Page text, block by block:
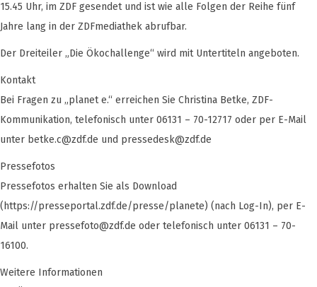
15.45 Uhr, im ZDF gesendet und ist wie alle Folgen der Reihe fünf
Jahre lang in der ZDFmediathek abrufbar.
Der Dreiteiler „Die Ökochallenge“ wird mit Untertiteln angeboten.
Kontakt
Bei Fragen zu „planet e.“ erreichen Sie Christina Betke, ZDF-
Kommunikation, telefonisch unter 06131 – 70-12717 oder per E-Mail
unter betke.c@zdf.de und pressedesk@zdf.de
Pressefotos
Pressefotos erhalten Sie als Download
(https://presseportal.zdf.de/presse/planete) (nach Log-In), per E-
Mail unter pressefoto@zdf.de oder telefonisch unter 06131 – 70-
16100.
Weitere Informationen